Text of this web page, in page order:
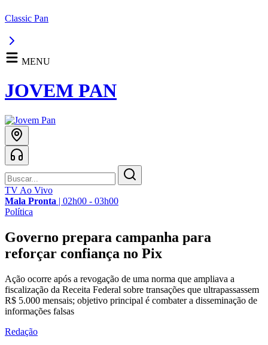
Classic Pan
MENU
JOVEM PAN
TV Ao Vivo
Mala Pronta | 02h00 - 03h00
Política
Governo prepara campanha para
reforçar confiança no Pix
Ação ocorre após a revogação de uma norma que ampliava a
fiscalização da Receita Federal sobre transações que ultrapassassem
R$ 5.000 mensais; objetivo principal é combater a disseminação de
informações falsas
Redação